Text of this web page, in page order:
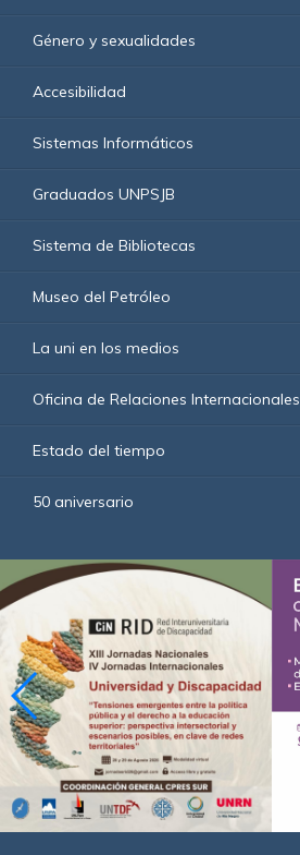
Género y sexualidades
Accesibilidad
Sistemas Informáticos
Graduados UNPSJB
Sistema de Bibliotecas
Museo del Petróleo
La uni en los medios
Oficina de Relaciones Internacionales
Estado del tiempo
50 aniversario